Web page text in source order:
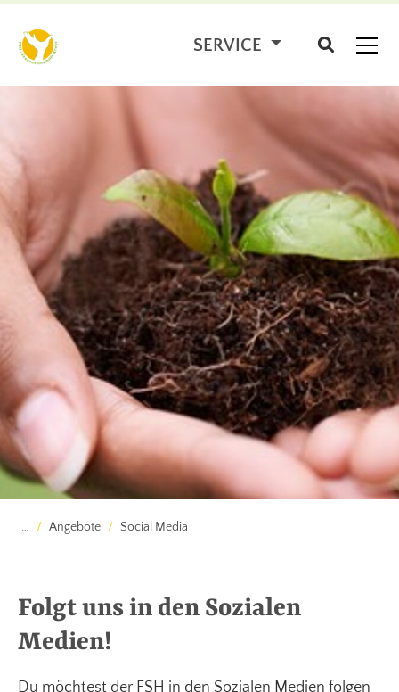
SERVICE
… Angebote Social Media
Folgt uns in den Sozialen
Medien!
Du möchtest der FSH in den Sozialen Medien folgen